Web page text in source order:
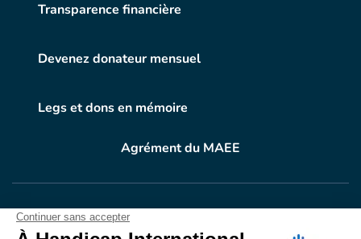
Transparence financière
Devenez donateur mensuel
Legs et dons en mémoire
Agrément du MAEE
VOTRE DONEN ACTION